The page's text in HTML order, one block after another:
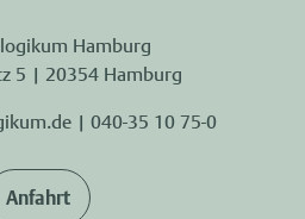
Hamburg
5 | 20354 Hamburg
| 040-35 10 75-0
Anfahrt